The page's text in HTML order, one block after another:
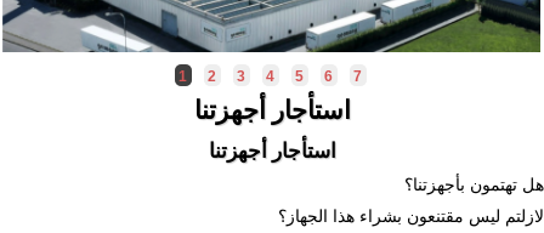
1 2 3 4 5 6 7
استأجار أجهزتنا
استأجار أجهزتنا
هل تهتمون بأجهزتنا؟
لازلتم ليس مقتنعون بشراء هذا الجهاز؟